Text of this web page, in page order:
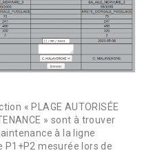
« PLAGE AUTORISÉE
» sont à trouver
à la ligne
P1+P2 mesurée lors de